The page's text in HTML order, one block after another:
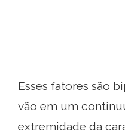
Esses fatores são
vão em um
extremidade da